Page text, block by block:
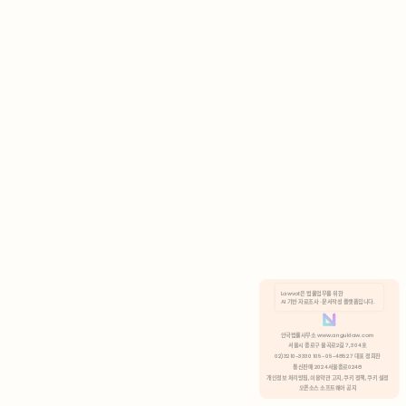
분석 쿠키 허용
Lawvot은 법률업무를 위한
AI 기반 자료조사 · 문서작성 플랫폼입니다.
안국법률사무소 www.anguklaw.com
서울시 종로구 율곡로2길 7, 304호
02)3210-3330 105-05-48527 대표 정희찬
통신판매 2024서울종로0248
개인정보 처리방침, 이용약관 고지, 쿠키 정책, 쿠키 설정
오픈소스 소프트웨어 공지